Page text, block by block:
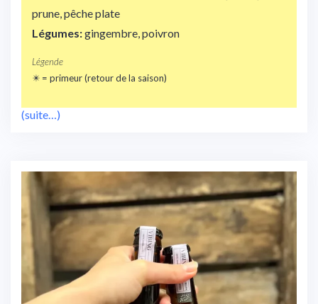
prune, pêche plate
Légumes:gingembre, poivron
Légende
✴️ = primeur (retour de la saison)
(suite…)